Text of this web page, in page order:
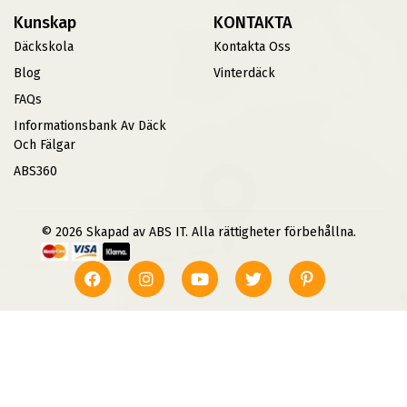
Kunskap
Däckskola
Blog
FAQs
Informationsbank Av Däck
Och Fälgar
ABS360
KONTAKTA
Kontakta Oss
Vinterdäck
© 2026 Skapad av ABS IT. Alla rättigheter förbehållna.